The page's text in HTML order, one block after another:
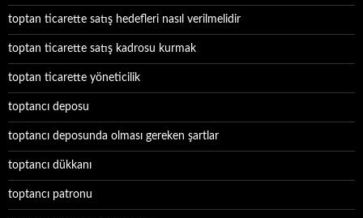
toptan ticarette satış hedefleri nasıl verilmelidir
toptan ticarette satış kadrosu kurmak
toptan ticarette yöneticilik
toptancı deposu
toptancı deposunda olması gereken şartlar
toptancı dükkanı
toptancı patronu